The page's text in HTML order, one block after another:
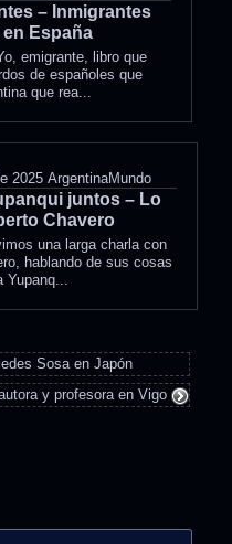
– Inmigrantes
España
emigrante, libro que
de españoles que
que rea...
2025 ArgentinaMundo
juntos – Lo
Chavero
una larga charla con
hablando de sus cosas
Yupanq...
Sosa en Japón
y profesora en Vigo